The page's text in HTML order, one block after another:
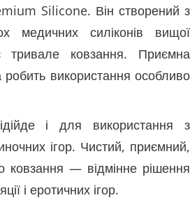
Silicone. Він створений з
медичних силіконів вищої
тривале ковзання. Приємна
робить використання особливо
і для використання з
ігор. Чистий, приємний,
ковзання — відмінне рішення
і еротичних ігор.